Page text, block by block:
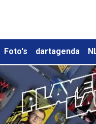
Foto's dartagenda